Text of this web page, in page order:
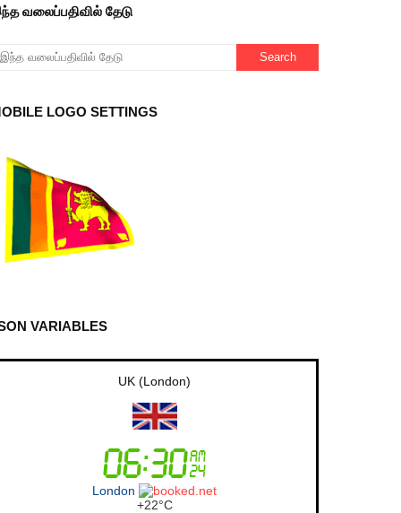
வலைப்பதிவில் தேடு
LOGO SETTINGS
VARIABLES
Australia (Sydney)
Sydney
+17°C